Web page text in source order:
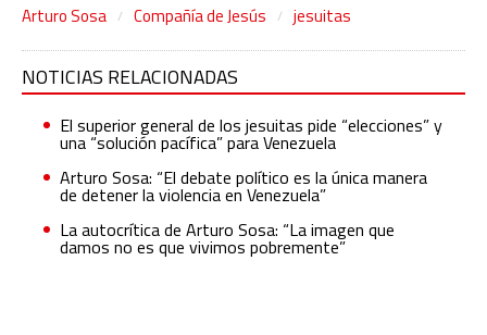
Arturo Sosa Compañía de Jesús jesuitas
NOTICIAS RELACIONADAS
El superior general de los jesuitas pide “elecciones” y
una “solución pacífica” para Venezuela
Arturo Sosa: “El debate político es la única manera
de detener la violencia en Venezuela”
La autocrítica de Arturo Sosa: “La imagen que
damos no es que vivimos pobremente”